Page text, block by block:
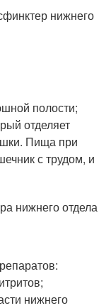
нижнего
полости;
отделяет
Пища при
с трудом, и
нижнего отдела
нижнего